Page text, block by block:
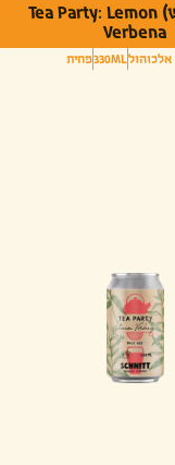
(באץ' חדש) Tea Party: Lemon
Verbena
330MLפחית